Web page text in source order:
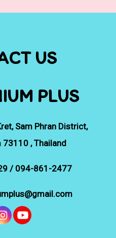
US
PLUS
Sam Phran District,
73110 , Thailand
/ 094-861-2477